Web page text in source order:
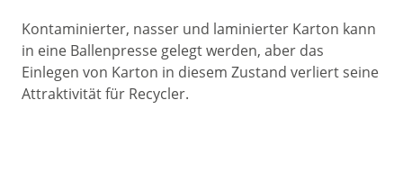
Kontaminierter, nasser und laminierter Karton kann
in eine Ballenpresse gelegt werden, aber das
Einlegen von Karton in diesem Zustand verliert seine
Attraktivität für Recycler.